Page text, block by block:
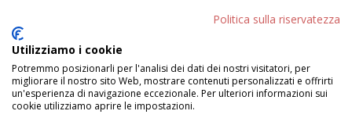
Politica sulla riservatezza
Utilizziamo i cookie
Potremmo posizionarli per l'analisi dei dati dei nostri visitatori, per
migliorare il nostro sito Web, mostrare contenuti personalizzati e offrirti
un'esperienza di navigazione eccezionale. Per ulteriori informazioni sui
cookie utilizziamo aprire le impostazioni.